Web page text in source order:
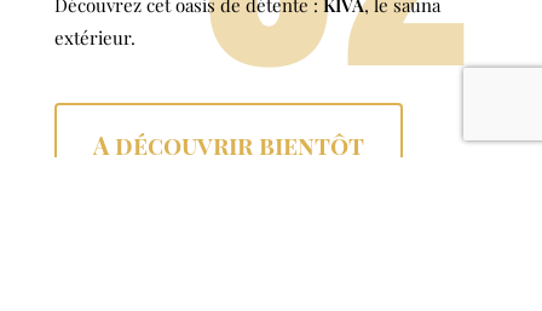
extérieur.
A découvrir bientôt